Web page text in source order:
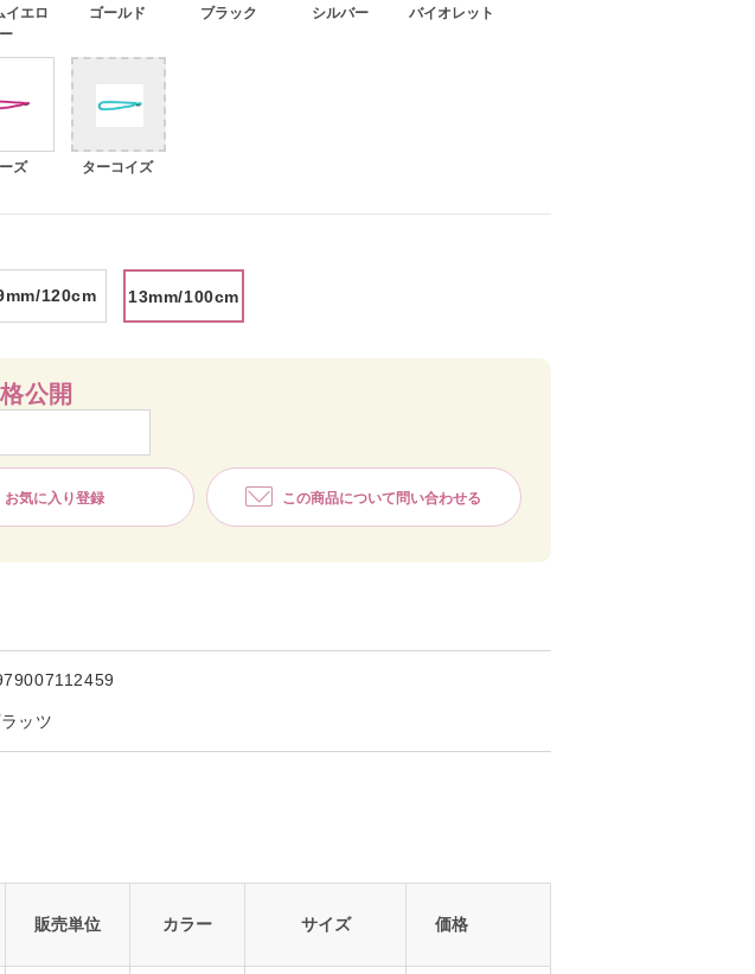
ッツ
イエロ
ー
ゴールド ブラック シルバー バイオレット
ズ ターコイズ
120cm 13mm/100cm
公開
お気に入り登録 この商品について問い合わせる
販売単位 カラー サイズ 価格